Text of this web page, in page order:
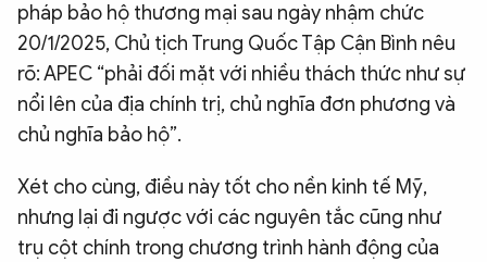
pháp bảo hộ thương mại sau ngày nhậm chức
20/1/2025, Chủ tịch Trung Quốc Tập Cận Bình nêu
rõ: APEC “phải đối mặt với nhiều thách thức như sự
nổi lên của địa chính trị, chủ nghĩa đơn phương và
chủ nghĩa bảo hộ”.
Xét cho cùng, điều này tốt cho nền kinh tế Mỹ,
nhưng lại đi ngược với các nguyên tắc cũng như
trụ cột chính trong chương trình hành động của